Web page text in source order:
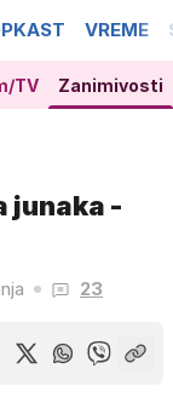
VREME
TV Zanimivosti
junaka -
23